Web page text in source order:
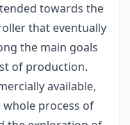
towards the
that eventually
the main goals
of production.
available,
process of